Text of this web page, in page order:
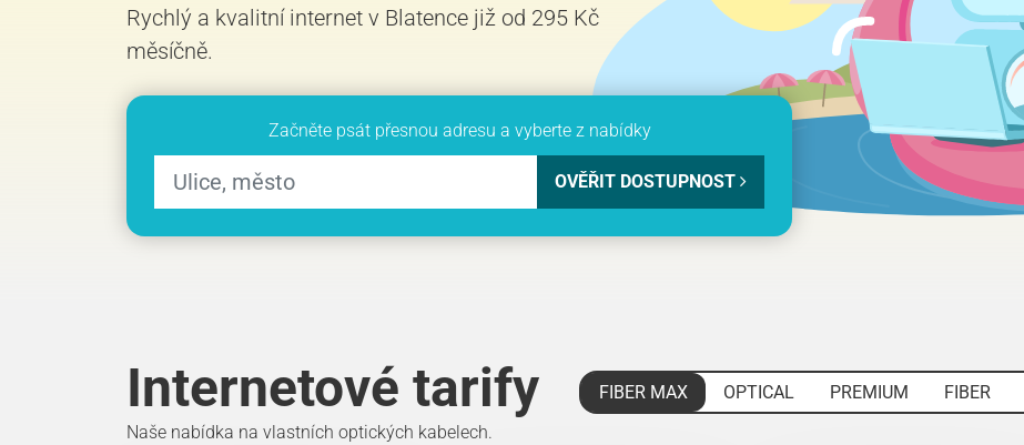
Rychlý a kvalitní internet v Blatence již od 295 Kč
měsíčně.
Začněte psát přesnou adresu a vyberte z nabídky
OVĚŘIT DOSTUPNOST
Internetové tarify FIBER MAX OPTICAL PREMIUM FIBER
Naše nabídka na vlastních optických kabelech.